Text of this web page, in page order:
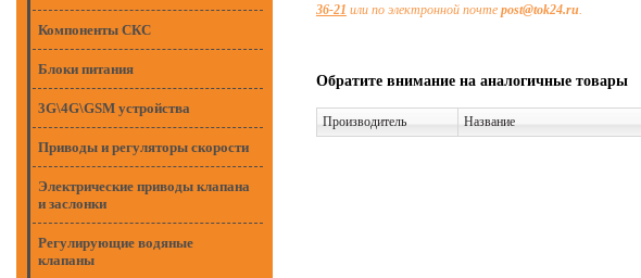
Компоненты СКС
Блоки питания
3G\4G\GSM устройства
Приводы и регуляторы скорости
Электрические приводы клапана
и заслонки
Регулирующие водяные
клапаны
36-21 или по электронной почте post@tok24.ru.
Обратите внимание на аналогичные товары
Производитель Название